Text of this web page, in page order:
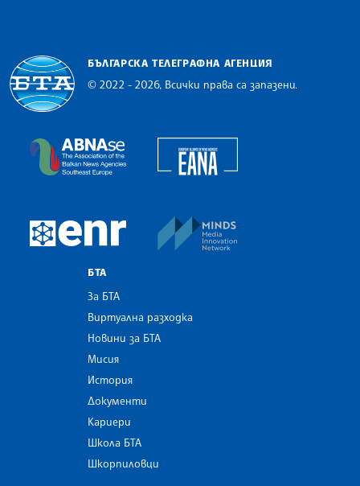
БЪЛГАРСКА ТЕЛЕГРАФНА АГЕНЦИЯ
© 2022 - 2026, Всички права са запазени.
The Assocoation of the Balkan News Agencies
European Newsroom
БТА
За БТА
Виртуална разходка
Новини за БТА
Мисия
История
Документи
Кариери
Школа БТА
Шкорпиловци